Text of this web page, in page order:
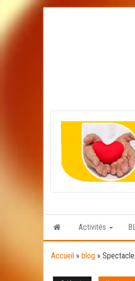
Activités
Accueil » blog »